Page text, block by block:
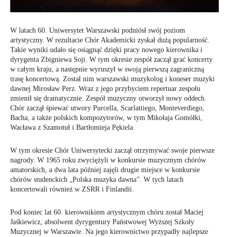
W latach 60. Uniwersytet Warszawski podniósł swój poziom
artystyczny. W rezultacie Chór Akademicki zyskał dużą popularność.
Takie wyniki udało się osiągnąć dzięki pracy nowego kierownika i
dyrygenta Zbigniewa Soji. W tym okresie zespół zaczął grać koncerty
w całym kraju, a następnie wyruszył w swoją pierwszą zagraniczną
trasę koncertową. Został nim warszawski muzykolog i koneser muzyki
dawnej Mirosław Perz. Wraz z jego przybyciem repertuar zespołu
zmienił się dramatycznie. Zespół muzyczny otworzył nowy oddech.
Chór zaczął śpiewać utwory Purcella, Scarlattiego, Monteverdiego,
Bacha, a także polskich kompozytorów, w tym Mikołaja Gomółki,
Wacława z Szamotuł i Bartłomieja Pękiela.
W tym okresie Chór Uniwersytecki zaczął otrzymywać swoje pierwsze
nagrody. W 1965 roku zwyciężyli w konkursie muzycznym chórów
amatorskich, a dwa lata później zajęli drugie miejsce w konkursie
chórów studenckich „Polska muzyka dawna”. W tych latach
koncertowali również w ZSRR i Finlandii.
Pod koniec lat 60. kierownikiem artystycznym chóru został Maciej
Jaśkiewicz, absolwent dyrygentury Państwowej Wyższej Szkoły
Muzycznej w Warszawie. Na jego kierownictwo przypadły najlepsze